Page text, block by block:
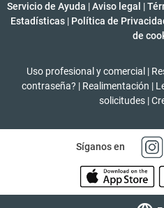
Servicio de Ayuda |Aviso legal |
Estadísticas | Política de
de
Uso profesional y comercial |
contraseña? | Realimentación |
solicitudes |
Síganos en